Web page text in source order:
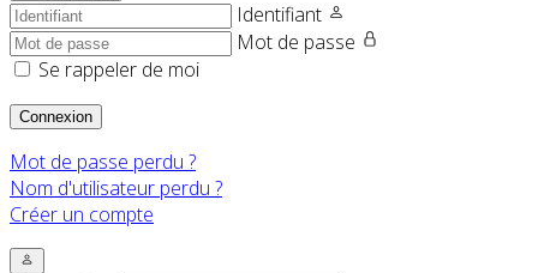
Identifiant
Mot de passe
Se rappeler de moi
Connexion
Mot de passe perdu ?
Nom d'utilisateur perdu ?
Créer un compte